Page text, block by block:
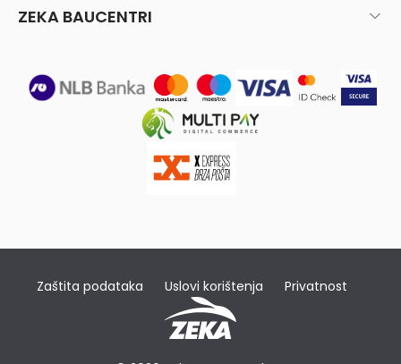
ZEKA BAUCENTRI
Zaštita podataka Uslovi korištenja Privatnost